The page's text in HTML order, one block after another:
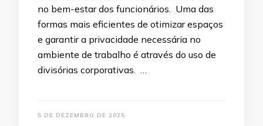
no bem-estar dos funcionários. Uma das
formas mais eficientes de otimizar espaços
e garantir a privacidade necessária no
ambiente de trabalho é através do uso de
divisórias corporativas. …
5 DE DEZEMBRO DE 2025